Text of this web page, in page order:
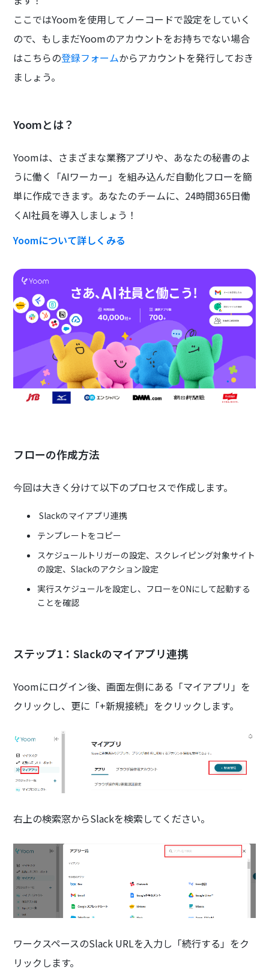
ここではYoomを使用してノーコードで設定をしていく
ので、もしまだYoomのアカウントをお持ちでない場合
はこちらの登録フォームからアカウントを発行しておき
ましょう。
Yoomとは？
Yoomは、さまざまな業務アプリや、あなたの秘書のよ
うに働く「AIワーカー」を組み込んだ自動化フローを簡
単に作成できます。あなたのチームに、24時間365日働
くAI社員を導入しましょう！
Yoomについて詳しくみる
フローの作成方法
今回は大きく分けて以下のプロセスで作成します。
Slackのマイアプリ連携
テンプレートをコピー
スケジュールトリガーの設定、スクレイピング対象サイト
の設定、Slackのアクション設定
実行スケジュールを設定し、フローをONにして起動する
ことを確認
ステップ1：Slackのマイアプリ連携
Yoomにログイン後、画面左側にある「マイアプリ」を
クリックし、更に「+新規接続」をクリックします。
右上の検索窓からSlackを検索してください。
ワークスペースのSlack URLを入力し「続行する」をク
リックします。